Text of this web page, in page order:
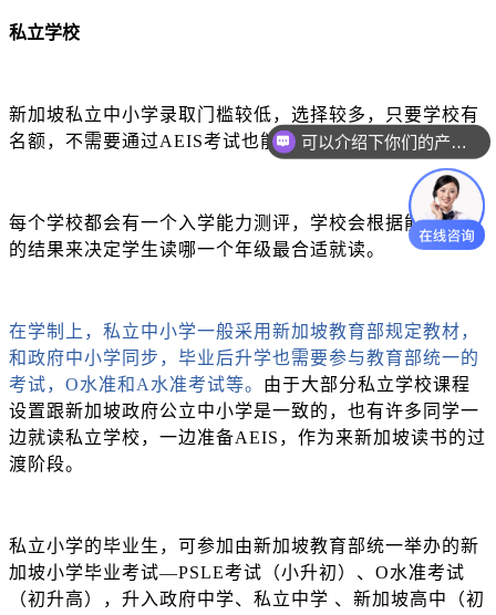
私立学校
新加坡私立中小学录取门槛较低，选择较多，只要学校有
名额，不需要通过AEIS考试也能通过。
每个学校都会有一个入学能力测评，学校会根据能力测评
的结果来决定学生读哪一个年级最合适就读。
在学制上，私立中小学一般采用新加坡教育部规定教材，
和政府中小学同步，毕业后升学也需要参与教育部统一的
考试， O水准和A水准考试等。 由于大部分私立学校课程
设置跟新加坡政府公立中小学是一致的，也有许多同学一
边就读私立学校，一边准备AEIS，作为来新加坡读书的过
渡阶段。
私立小学的毕业生，可参加由新加坡教育部统一举办的新
加坡小学毕业考试—PSLE考试（小升初）、O水准考试
（初升高），升入政府中学、私立中学 、新加坡高中（初
可以介绍下你们的产品么？
你们是怎么收费的呢？